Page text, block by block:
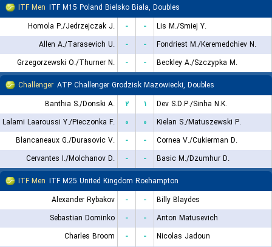
ITF Men ITF M15 Poland Bielsko Biala, Doubles
Homola P./Jedrzejczak J.
- -
Lis M./Smiej Y.
Allen A./Tarasevich U.
- -
Fondriest M./Keremedchiev N.
Grzegorzewski O./Thurner N.
- -
Beckley A./Szczypka M.
Challenger ATP Challenger Grodzisk Mazowiecki, Doubles
Banthia S./Donski A.
۲ ۱
Dev S.D.P./Sinha N.K.
Lalami Laaroussi Y./Pieczonka F.
۰ ۰
Kielan S./Matuszewski P.
Blancaneaux G./Durasovic V.
- -
Cornea V./Cukierman D.
Cervantes I./Molchanov D.
- -
Basic M./Dzumhur D.
ITF Men ITF M25 United Kingdom Roehampton
Alexander Rybakov
- -
Billy Blaydes
Sebastian Dominko
- -
Anton Matusevich
Charles Broom
- -
Nicolas Jadoun